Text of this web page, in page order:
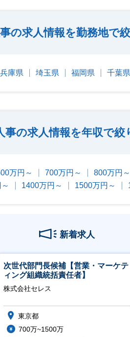
の求人情報を勤務地で
兵庫県 埼玉県 福岡県 千葉県
事の求人情報を年収で絞
万円～ 700万円～ 800万円～
1400万円～ 1500万円～
新着求人
次世代部門長候補【営業・マーケテ
ィング組織統括責任者】
株式会社セレス
東京都
700万~1500万